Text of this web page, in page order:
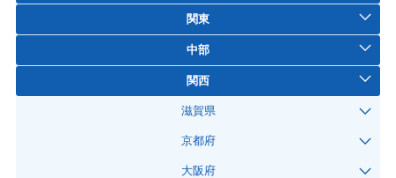
関東
中部
関西
滋賀県
京都府
大阪府